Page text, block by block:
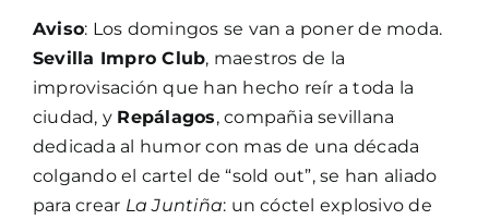
Aviso: Los domingos se van a poner de moda.
Sevilla Impro Club, maestros de la
improvisación que han hecho reír a toda la
ciudad, y Repálagos, compañia sevillana
dedicada al humor con mas de una década
colgando el cartel de “sold out”, se han aliado
para crear La Juntiña: un cóctel explosivo de